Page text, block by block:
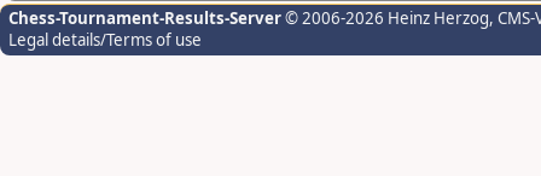
Chess-Tournament-Results-Server© 2006-2026 Heinz Herzog,
Legal details/Terms of use